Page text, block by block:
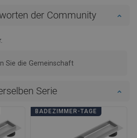
der Community
Sie die Gemeinschaft
Serie
BADEZIMMER-TAGE